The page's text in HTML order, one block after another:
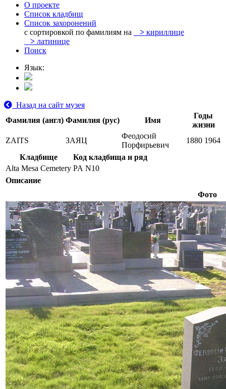
О проекте
Список кладбищ
Список захоронений
с сортировкой по фамилиям на
> кириллице
> латинице
Поиск
Язык:
Назад на сайт музея
Фамилия (англ) Фамилия (рус) Имя
Годы
жизни
ZAITS
ЗАЯЦ
Феодосий
Порфирьевич
1880 1964
Кладбище
Код кладбища и ряд
Alta Mesa Cemetery PA N10
Описание
Фото